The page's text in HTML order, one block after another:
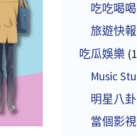
吃吃喝喝
旅遊快報
吃瓜娛樂
Music
明星八卦
當個影